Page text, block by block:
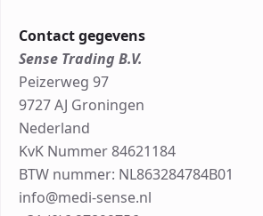
Contact gegevens
Sense Trading B.V.
Peizerweg 97
9727 AJ Groningen
Nederland
KvK Nummer 84621184
BTW nummer: NL863284784B01
info@medi-sense.nl